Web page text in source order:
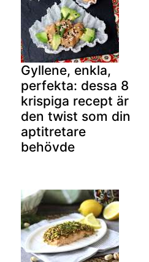
Gyllene, enkla,
perfekta: dessa 8
krispiga recept är
den twist som din
aptitretare
behövde